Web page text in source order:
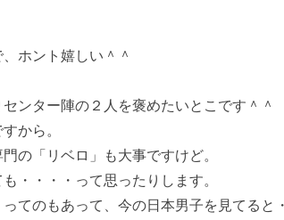
ホント嬉しい＾＾
ンター陣の２人を褒めたいとこです＾＾
から。
の「リベロ」も大事ですけど。
・・・・って思ったりします。
てのもあって、今の日本男子を見てると